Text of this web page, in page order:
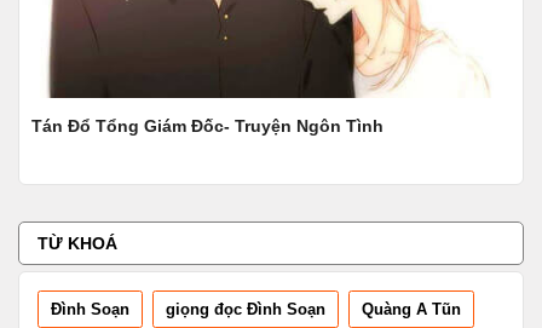
Tán Đổ Tổng Giám Đốc- Truyện Ngôn Tình
TỪ KHOÁ
Đình Soạn giọng đọc Đình Soạn Quàng A Tũn